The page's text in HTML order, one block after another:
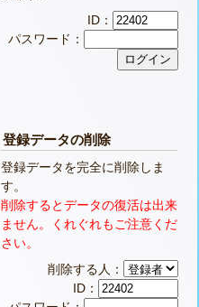
ID：
パスワード：
登録データの削除
登録データを完全に削除しま
す。
削除するとデータの復活は出来
ません。くれぐれもご注意くだ
さい。
削除する人：
ID：